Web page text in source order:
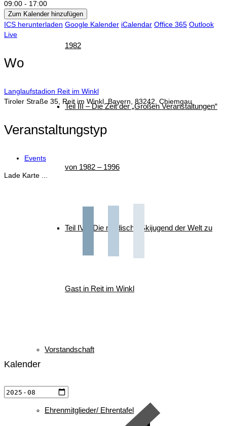
1982
Teil III – Die Zeit der „Großen Veranstaltungen“
von 1982 – 1996
Teil IV – Die nordische Skijugend der Welt zu
Gast in Reit im Winkl
Vorstandschaft
Ehrenmitglieder/ Ehrentafel
09:00 - 17:00
Zum Kalender hinzufügen
ICS herunterladen Google Kalender iCalendar Office 365 Outlook
Live
Wo
Langlaufstadion Reit im Winkl
Tiroler Straße 35, Reit im Winkl, Bayern, 83242, Chiemgau
Veranstaltungstyp
Events
Lade Karte ...
Kalender